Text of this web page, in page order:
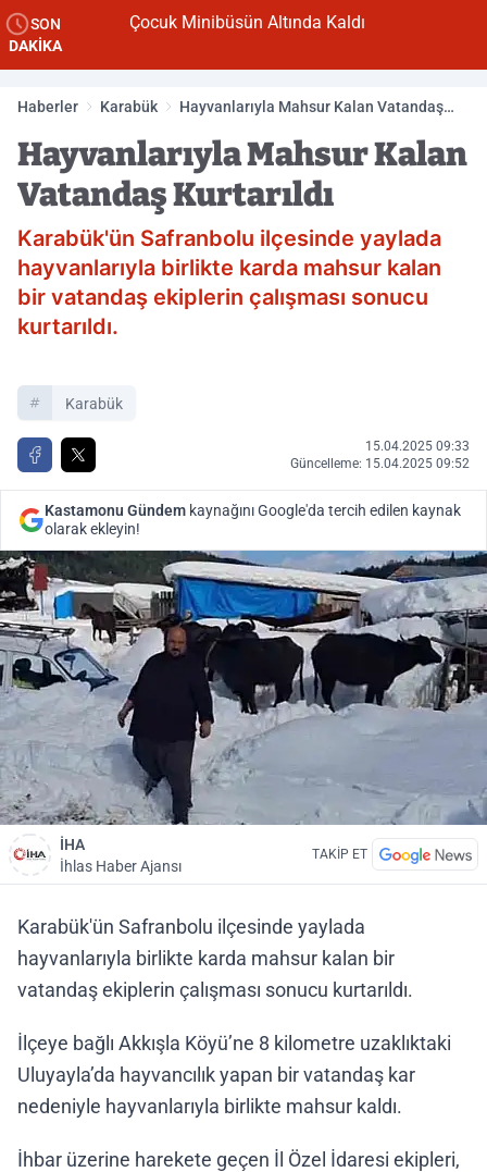
SON
DAKİKA
Çocuk Minibüsün Altında Kaldı
Haberler Karabük
Hayvanlarıyla Mahsur Kalan Vatandaş
Hayvanlarıyla Mahsur Kalan
Vatandaş Kurtarıldı
Karabük'ün Safranbolu ilçesinde yaylada
hayvanlarıyla birlikte karda mahsur kalan
bir vatandaş ekiplerin çalışması sonucu
kurtarıldı.
Karabük
15.04.2025 09:33
Güncelleme: 15.04.2025 09:52
Kastamonu Gündem kaynağını Google'da tercih edilen kaynak
olarak ekleyin!
İHA
İhlas Haber Ajansı
TAKİP ET
Karabük'ün Safranbolu ilçesinde yaylada
hayvanlarıyla birlikte karda mahsur kalan bir
vatandaş ekiplerin çalışması sonucu kurtarıldı.
İlçeye bağlı Akkışla Köyü’ne 8 kilometre uzaklıktaki
Uluyayla’da hayvancılık yapan bir vatandaş kar
nedeniyle hayvanlarıyla birlikte mahsur kaldı.
İhbar üzerine harekete geçen İl Özel İdaresi ekipleri,